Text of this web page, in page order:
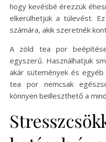
hogy kevésbé érezzük
elkerülhetjük a túlevést.
számára, akik szeretnék
A zöld tea por
egyszerű. Használhatjuk
akár sütemények és
tea por nemcsak
könnyen beilleszthető a